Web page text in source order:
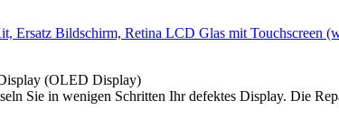
Ersatz Bildschirm, Retina LCD Glas mit Touchscreen
(OLED Display)
Sie in wenigen Schritten Ihr defektes Display. Die